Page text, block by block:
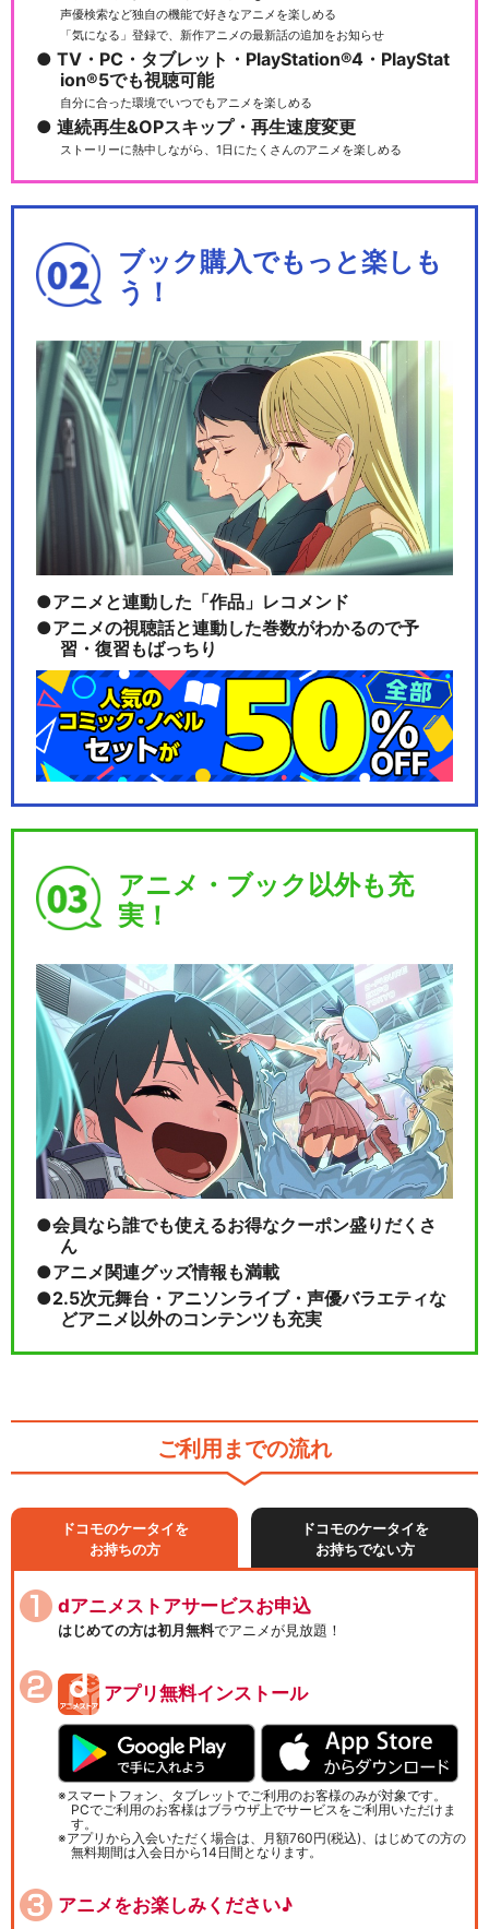
声優検索など独自の機能で好きなアニメを楽しめる
「気になる」登録で、新作アニメの最新話の追加をお知らせ
TV・PC・タブレット・PlayStation®4・PlayStat
ion®5でも視聴可能
自分に合った環境でいつでもアニメを楽しめる
連続再生&OPスキップ・再生速度変更
ストーリーに熱中しながら、1日にたくさんのアニメを楽しめる
ブック購入でもっと楽しも
う！
アニメと連動した「作品」レコメンド
アニメの視聴話と連動した巻数がわかるので予
習・復習もばっちり
アニメ・ブック以外も充
実！
会員なら誰でも使えるお得なクーポン盛りだくさ
ん
アニメ関連グッズ情報も満載
2.5次元舞台・アニソンライブ・声優バラエティな
どアニメ以外のコンテンツも充実
ご利用までの流れ
ドコモのケータイを
お持ちの方
ドコモのケータイを
お持ちでない方
dアニメストアサービスお申込
はじめての方は初月無料でアニメが見放題！
アプリ無料インストール
スマートフォン、タブレットでご利用のお客様のみが対象です。
PCでご利用のお客様はブラウザ上でサービスをご利用いただけま
す。
アプリから入会いただく場合は、月額760円(税込)、はじめての方の
無料期間は入会日から14日間となります。
アニメをお楽しみください♪